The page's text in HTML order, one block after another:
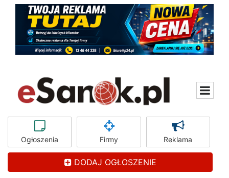
Ogłoszenia Firmy Reklama
DODAJ OGŁOSZENIE